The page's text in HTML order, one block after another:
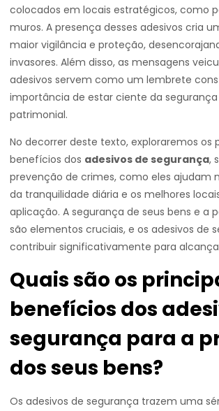
colocados em locais estratégicos, como
muros. A presença desses adesivos cria
maior vigilância e proteção,
invasores. Além disso, as mensagens
adesivos servem como um lembrete
importância de estar ciente da segurança
patrimonial.
No decorrer deste texto, exploraremos os
benefícios dos adesivos de segurança,
prevenção de crimes, como eles ajudam
da tranquilidade diária e os melhores
aplicação. A segurança de seus bens e a
são elementos cruciais, e os adesivos de
contribuir significativamente para
Quais são os
benefícios dos
segurança para a
dos seus bens?
Os adesivos de segurança trazem uma